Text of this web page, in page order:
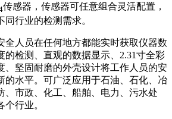
传感器，传感器可任意组合灵活配置，
行业的检测需求。
全人员在任何地方都能实时获取仪器数
的检测、直观的数据显示、2.31寸全彩
、坚固耐磨的外壳设计将工作人员的安
的水平。可广泛应用于石油、石化、冶
、市政、化工、船舶、电力、污水处
行业。